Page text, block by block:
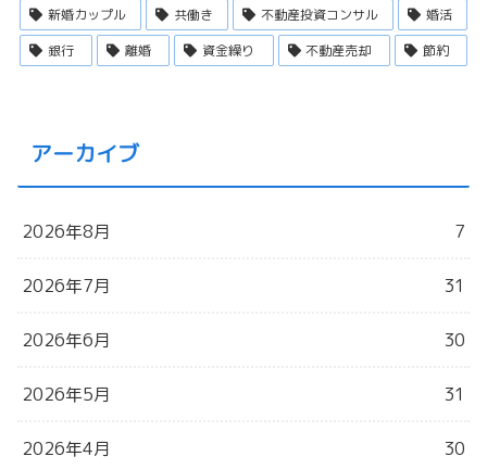
新婚カップル
共働き 不動産投資コンサル
婚活
銀行
離婚 資金繰り 不動産売却 節約
アーカイブ
2026年8月 7
2026年7月 31
2026年6月 30
2026年5月 31
2026年4月 30